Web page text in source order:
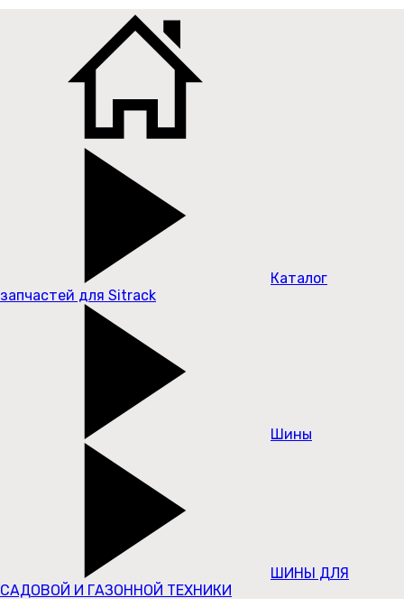
Каталог
запчастей для Sitrack
Шины
ШИНЫ ДЛЯ
САДОВОЙ И ГАЗОННОЙ ТЕХНИКИ